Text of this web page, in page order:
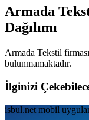
Armada
Dağılımı
Armada Tekstil
bulunmamaktadır.
İlginizi
isbul.net mobil